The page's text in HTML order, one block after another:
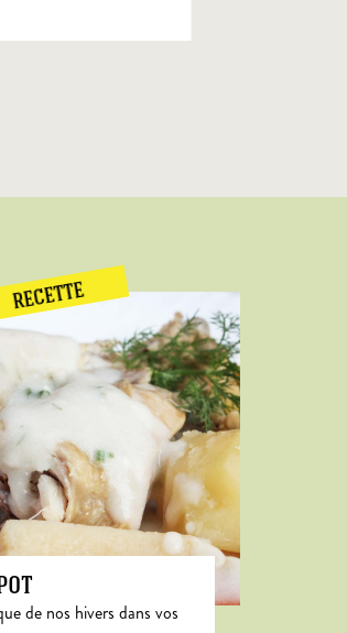
RECETTE
de nos hivers dans vos